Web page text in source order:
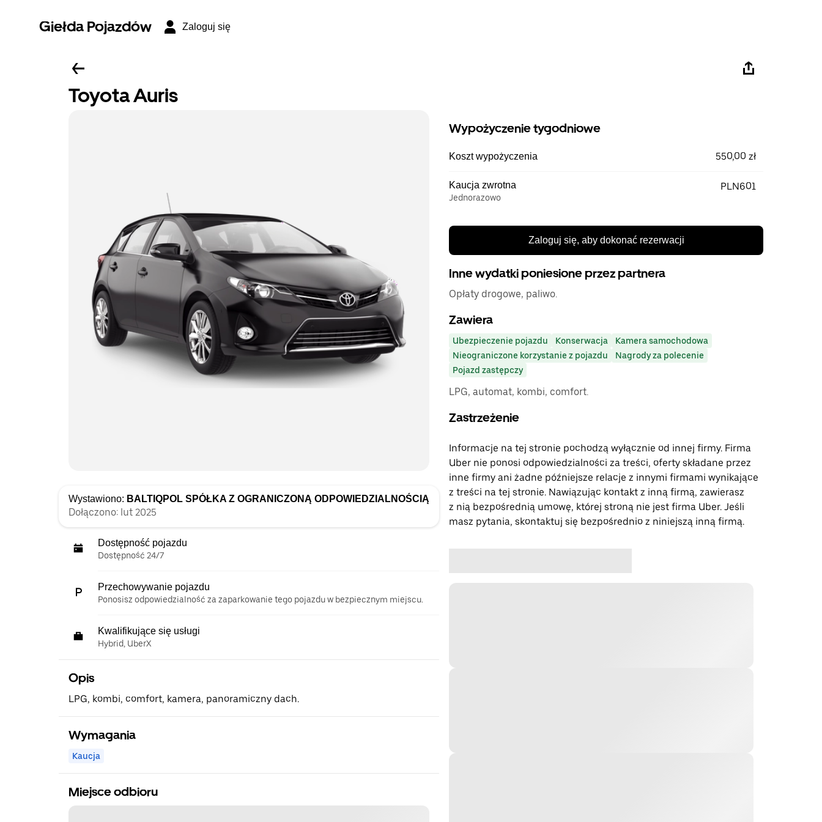
Giełda Pojazdów Zaloguj się
Toyota Auris
Wystawiono: BALTIQPOL SPÓŁKA Z OGRANICZONĄ ODPOWIEDZIALNOŚCIĄ
Dołączono: lut 2025
Dostępność pojazdu
Dostępność 24/7
Przechowywanie pojazdu
Ponosisz odpowiedzialność za zaparkowanie tego pojazdu w bezpiecznym miejscu.
Kwalifikujące się usługi
Hybrid, UberX
Opis
LPG, kombi, comfort, kamera, panoramiczny dach.
Wymagania
Kaucja
Miejsce odbioru
Wypożyczenie tygodniowe
Koszt wypożyczenia 550,00 zł
Kaucja zwrotna
Jednorazowo
PLN601
Zaloguj się, aby dokonać rezerwacji
Inne wydatki poniesione przez partnera
Opłaty drogowe, paliwo.
Zawiera
Ubezpieczenie pojazdu Konserwacja
Kamera samochodowa
Nieograniczone korzystanie z pojazdu
Nagrody za polecenie
Pojazd zastępczy
LPG, automat, kombi, comfort.
Zastrzeżenie
Informacje na tej stronie pochodzą wyłącznie od innej firmy. Firma
Uber nie ponosi odpowiedzialności za treści, oferty składane przez
inne firmy ani żadne późniejsze relacje z innymi firmami wynikające
z treści na tej stronie. Nawiązując kontakt z inną firmą, zawierasz
z nią bezpośrednią umowę, której stroną nie jest firma Uber. Jeśli
masz pytania, skontaktuj się bezpośrednio z niniejszą inną firmą.